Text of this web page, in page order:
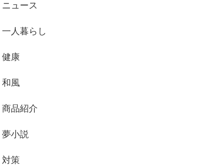
ニュース
一人暮らし
健康
和風
商品紹介
夢小説
対策